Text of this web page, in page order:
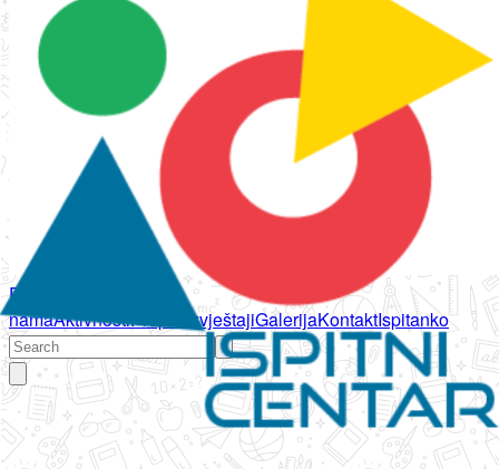
Početna
namaAktivnostiPropisi IzvještajiGalerijaKontaktIspitanko